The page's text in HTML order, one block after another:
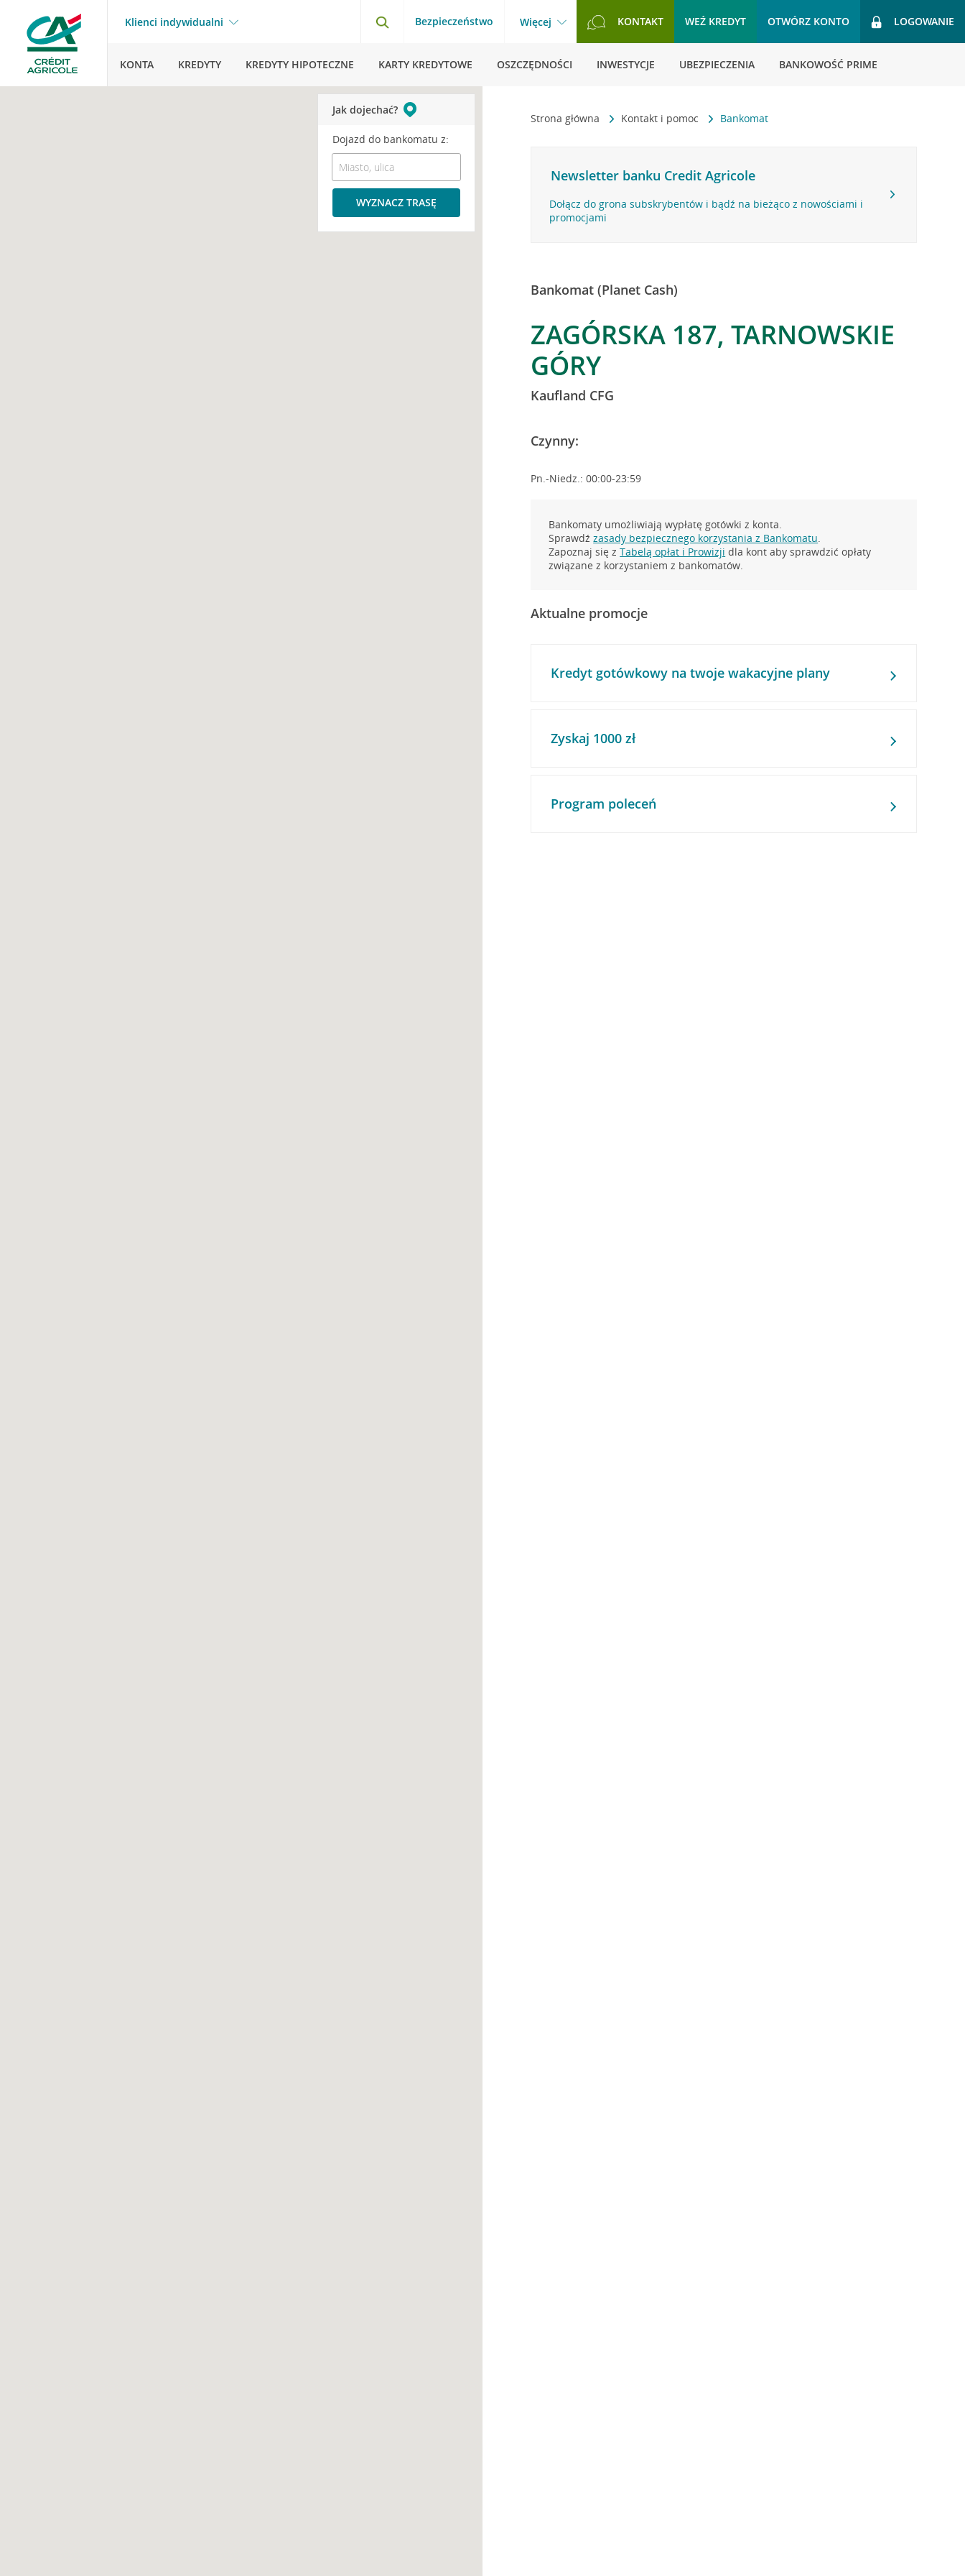
Klienci indywidualni Bezpieczeństwo Więcej KONTAKT WEŹ KREDYT OTWÓRZ KONTO LOGOWANIE
KONTA KREDYTY KREDYTY HIPOTECZNE KARTY KREDYTOWE OSZCZĘDNOŚCI INWESTYCJE UBEZPIECZENIA BANKOWOŚĆ PRIME
Strona główna Kontakt i pomoc Bankomat
Newsletter banku Credit Agricole
Dołącz do grona subskrybentów i bądź na bieżąco z nowościami i
promocjami
Bankomat (Planet Cash)
ZAGÓRSKA 187, TARNOWSKIE
GÓRY
Kaufland CFG
Czynny:
Pn.-Niedz.: 00:00-23:59
Bankomaty umożliwiają wypłatę gotówki z konta.
Sprawdźzasady bezpiecznego korzystania z Bankomatu.
Zapoznaj się zTabelą opłat i Prowizji dla kont aby sprawdzić opłaty
związane z korzystaniem z bankomatów.
Aktualne promocje
Kredyt gotówkowy na twoje wakacyjne plany
Zyskaj 1000 zł
Program poleceń
Jak dojechać?
Dojazd do bankomatu z:
WYZNACZ TRASĘ